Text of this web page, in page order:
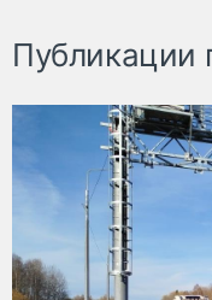
Публикации